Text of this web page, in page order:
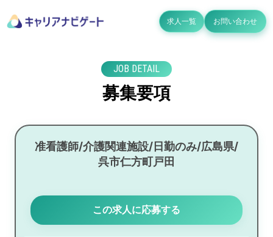
求人一覧 お問い合わせ
JOB DETAIL
募集要項
准看護師/介護関連施設/日勤のみ/広島県/
呉市仁方町戸田
この求人に応募する